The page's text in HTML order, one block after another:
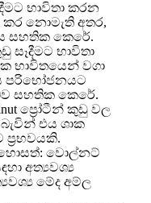
භාවිතා කරන
කර නොමැති අතර,
සහතික කෙරේ.
සෑදීමට භාවිතා
භාවිතයෙන් වගා
පරිභෝජනයට
සහතික කෙරේ.
ප්‍රෝටීන් කුඩු වල
එය ශාක
වොල්නට්
අත්‍යවශ්‍ය
මේද අම්ල